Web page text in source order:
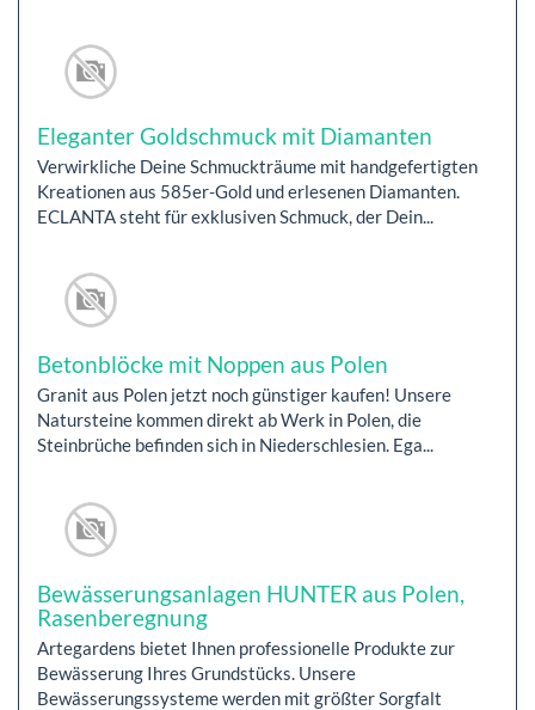
Eleganter Goldschmuck mit Diamanten
Verwirkliche Deine Schmuckträume mit handgefertigten
Kreationen aus 585er-Gold und erlesenen Diamanten.
ECLANTA steht für exklusiven Schmuck, der Dein...
Betonblöcke mit Noppen aus Polen
Granit aus Polen jetzt noch günstiger kaufen! Unsere
Natursteine kommen direkt ab Werk in Polen, die
Steinbrüche befinden sich in Niederschlesien. Ega...
Bewässerungsanlagen HUNTER aus Polen,
Rasenberegnung
Artegardens bietet Ihnen professionelle Produkte zur
Bewässerung Ihres Grundstücks. Unsere
Bewässerungssysteme werden mit größter Sorgfalt